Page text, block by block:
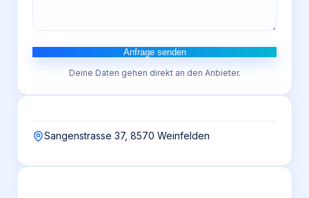
Anfrage senden
Deine Daten gehen direkt an den Anbieter.
Sangenstrasse 37, 8570 Weinfelden